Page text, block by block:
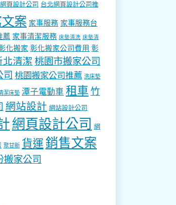
頁設計公司 台北網頁設計公司推
案 家事服務 家事服務台
薦 家事清潔服務 床墊清洗 床墊清
化搬家 彰化搬家公司費用 彰
北清潔 桃園市搬家公司
司 桃園搬家公司推薦 洗床墊
潔床墊 潭子電動車 租車竹
網站設計 網站設計公司
網頁設計公司 網
聚甘新 貨運銷售文案
搬家公司